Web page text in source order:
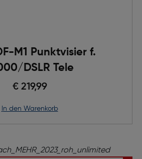
M1 Punktvisier f.
DSLR Tele
€ 219,99
in den Warenkorb